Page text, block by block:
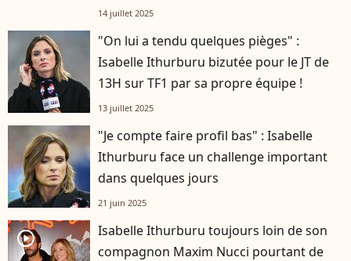
14 juillet 2025
"On lui a tendu quelques pièges" :
Isabelle Ithurburu bizutée pour le JT de
13H sur TF1 par sa propre équipe !
13 juillet 2025
"Je compte faire profil bas" : Isabelle
Ithurburu face un challenge important
dans quelques jours
21 juin 2025
player2
Isabelle Ithurburu toujours loin de son
compagnon Maxim Nucci pourtant de